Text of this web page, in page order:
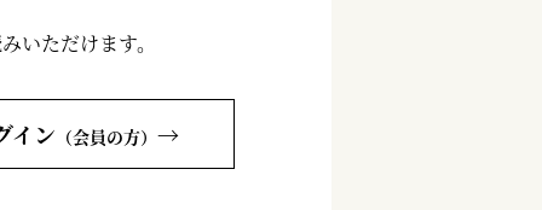
いただけます。
イン （会員の方） →